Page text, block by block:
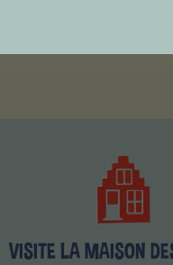
VISITE LA MAISON